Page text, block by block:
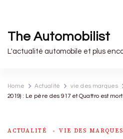
The Automobilist
L'actualité automobile et plus
Home Actualité vie des marques
2019) : Le père des 917 et Quattro est mort
ACTUALITÉ VIE DES MARQUES